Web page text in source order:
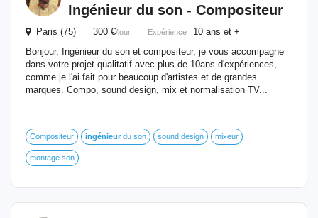
Ingénieur du son - Compositeur
Paris (75) 300 €/jour Expérience : 10 ans et +
Bonjour, Ingénieur du son et compositeur, je vous accompagne
dans votre projet qualitatif avec plus de 10ans d'expériences,
comme je l'ai fait pour beaucoup d'artistes et de grandes
marques. Compo, sound design, mix et normalisation TV...
Compositeur ingénieur du son sound design mixeur
montage son